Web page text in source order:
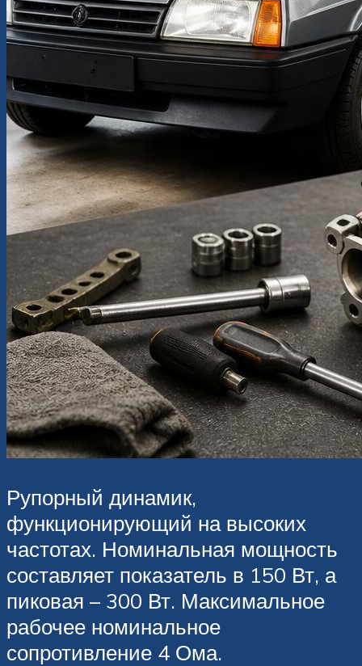
Рупорный динамик,
функционирующий на высоких
частотах. Номинальная мощность
составляет показатель в 150 Вт, а
пиковая – 300 Вт. Максимальное
рабочее номинальное
сопротивление 4 Ома.